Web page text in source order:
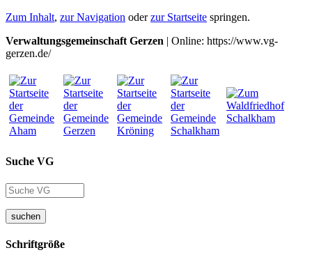
Zum Inhalt, zur Navigation oderzur Startseite springen.
Verwaltungsgemeinschaft Gerzen | Online: https://www.vg-
gerzen.de/
Suche VG
suchen
Schriftgröße